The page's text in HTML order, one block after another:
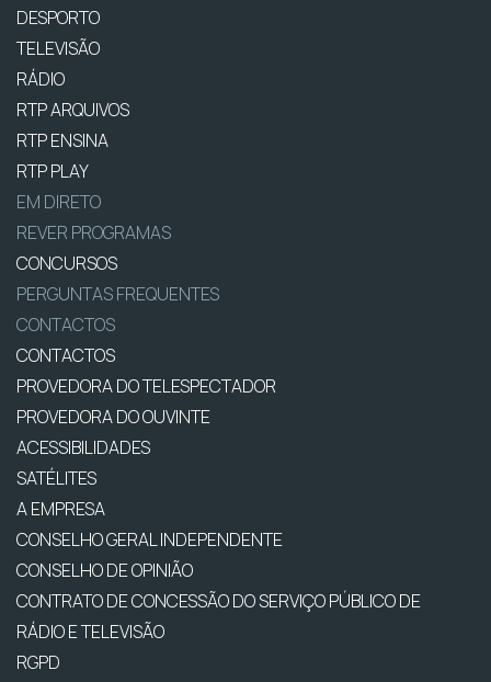
DESPORTO
TELEVISÃO
RÁDIO
RTP ARQUIVOS
RTP ENSINA
RTP PLAY
EM DIRETO
REVER PROGRAMAS
CONCURSOS
PERGUNTAS FREQUENTES
CONTACTOS
CONTACTOS
PROVEDORA DO TELESPECTADOR
PROVEDORA DO OUVINTE
ACESSIBILIDADES
SATÉLITES
A EMPRESA
CONSELHO GERAL INDEPENDENTE
CONSELHO DE OPINIÃO
CONTRATO DE CONCESSÃO DO SERVIÇO PÚBLICO DE
RÁDIO E TELEVISÃO
RGPD